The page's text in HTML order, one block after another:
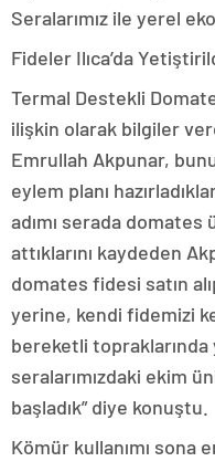
Seralarımız ile yerel
Fideler Ilıca’da
Termal Destekli
ilişkin olarak bilgiler
Emrullah Akpunar,
eylem planı
adımı serada
attıklarını kaydeden
domates fidesi satın
yerine, kendi fidemizi
bereketli
seralarımızdaki ekim
başladık” diye konuştu.
Kömür kullanımı sona